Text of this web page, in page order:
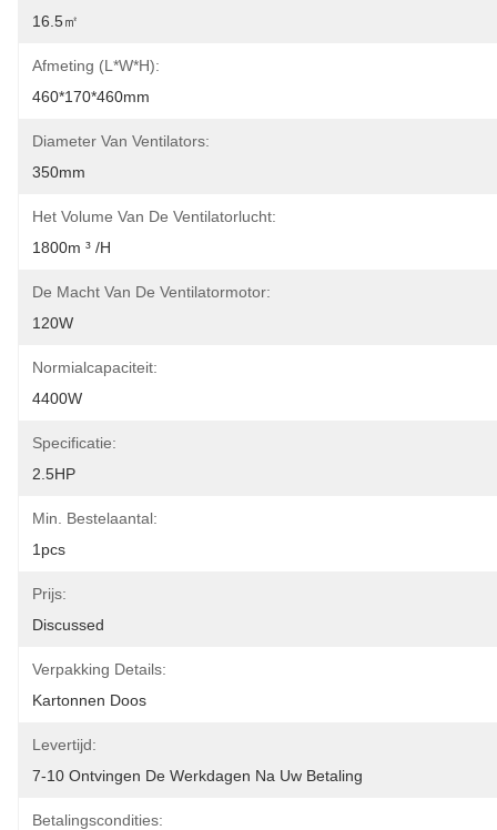
16.5㎡
Afmeting (L*W*H):
460*170*460mm
Diameter Van Ventilators:
350mm
Het Volume Van De Ventilatorlucht:
1800m ³ /h
De Macht Van De Ventilatormotor:
120W
Normialcapaciteit:
4400W
Specificatie:
2.5HP
Min. Bestelaantal:
1pcs
Prijs:
Discussed
Verpakking Details:
Kartonnen Doos
Levertijd:
7-10 Ontvingen De Werkdagen Na Uw Betaling
Betalingscondities: